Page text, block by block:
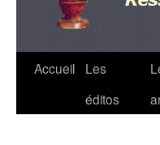
Accueil
Les
éditos